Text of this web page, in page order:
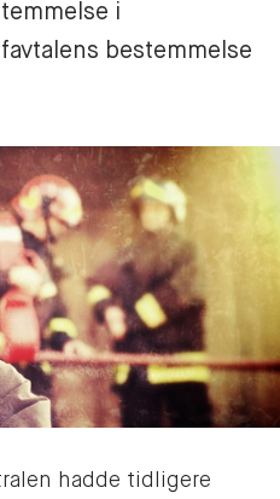
i
bestemmelse
hadde tidligere